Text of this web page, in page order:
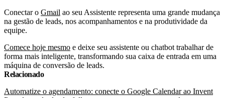
Conectar o Gmail ao seu Assistente representa uma grande mudança
na gestão de leads, nos acompanhamentos e na produtividade da
equipe.
Comece hoje mesmo e deixe seu assistente ou chatbot trabalhar de
forma mais inteligente, transformando sua caixa de entrada em uma
máquina de conversão de leads.
Relacionado
Automatize o agendamento: conecte o Google Calendar ao Invent